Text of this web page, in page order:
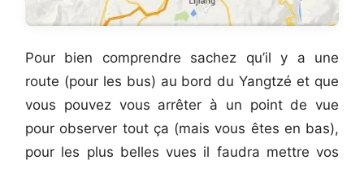
Pour bien comprendre sachez qu’il y a une
route (pour les bus) au bord du Yangtzé et que
vous pouvez vous arrêter à un point de vue
pour observer tout ça (mais vous êtes en bas),
pour les plus belles vues il faudra mettre vos